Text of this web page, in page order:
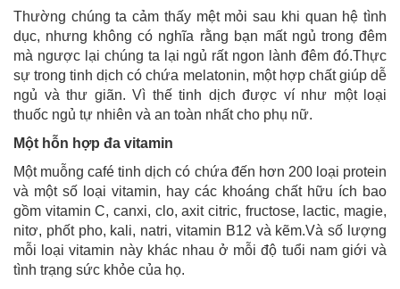
Thường chúng ta cảm thấy mệt mỏi sau khi quan hệ tình
dục, nhưng không có nghĩa rằng bạn mất ngủ trong đêm
mà ngược lại chúng ta lại ngủ rất ngon lành đêm đó.Thực
sự trong tinh dịch có chứa melatonin, một hợp chất giúp dễ
ngủ và thư giãn. Vì thế tinh dịch được ví như một loại
thuốc ngủ tự nhiên và an toàn nhất cho phụ nữ.
Một hỗn hợp đa vitamin
Một muỗng café tinh dịch có chứa đến hơn 200 loại protein
và một số loại vitamin, hay các khoáng chất hữu ích bao
gồm vitamin C, canxi, clo, axit citric, fructose, lactic, magie,
nitơ, phốt pho, kali, natri, vitamin B12 và kẽm.Và số lượng
mỗi loại vitamin này khác nhau ở mỗi độ tuổi nam giới và
tình trạng sức khỏe của họ.